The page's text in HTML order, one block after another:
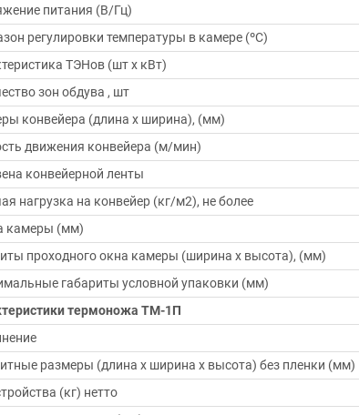
питания (В/Гц)
регулировки температуры в камере (ºС)
ТЭНов (шт х кВт)
зон обдува , шт
конвейера (длина х ширина), (мм)
движения конвейера (м/мин)
конвейерной ленты
нагрузка на конвейер (кг/м2), не более
камеры (мм)
проходного окна камеры (ширина х высота), (мм)
габариты условной упаковки (мм)
термоножа ТМ-1П
размеры (длина х ширина х высота) без пленки (мм)
(кг) нетто